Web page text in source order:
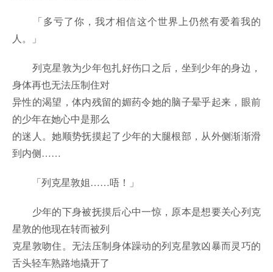
「多亏了你，我才相信这个世界上仍然有爱着我的
人。」
列克星敦为少年包扎好伤口之后，坐到少年的身边，
身体再也无法压制住对
异性的渴望，体内残留的媚药令她的脑子晕乎起来，眼前
的少年在她心中是那么
的迷人。她顺势抚摸起了少年的大腿根部，从外侧渐渐滑
到内侧……
「列克星敦姐……唔！」
少年的下身被抚摸后心中一惊，原本是想要关心列克
星敦的他现在转而被列
克星敦吻住。无法压制身体躁动的列克星敦凶暴而灵巧的
舌头轻车熟路地撬开了